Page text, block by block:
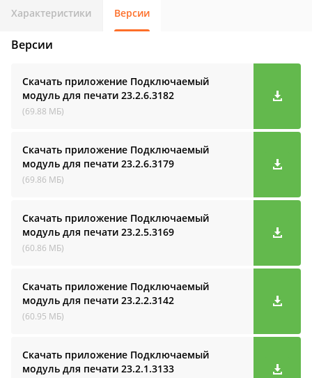
Характеристики Версии
Версии
Скачать приложение Подключаемый
модуль для печати 23.2.6.3182
(69.88 МБ)
Скачать приложение Подключаемый
модуль для печати 23.2.6.3179
(69.86 МБ)
Скачать приложение Подключаемый
модуль для печати 23.2.5.3169
(60.86 МБ)
Скачать приложение Подключаемый
модуль для печати 23.2.2.3142
(60.95 МБ)
Скачать приложение Подключаемый
модуль для печати 23.2.1.3133